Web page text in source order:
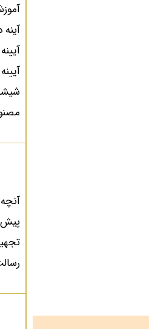
پیش